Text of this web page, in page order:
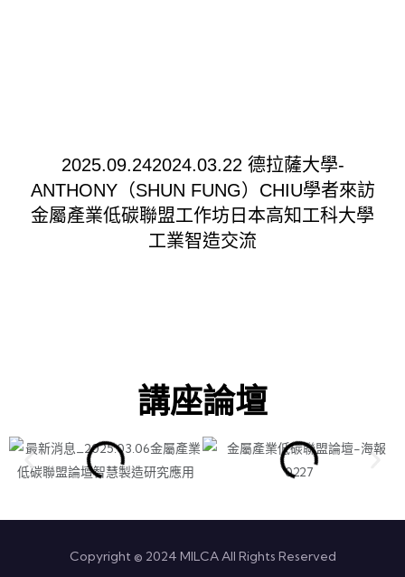
2025.09.242024.03.22 德拉薩大學-
ANTHONY（SHUN FUNG）CHIU學者來訪
金屬產業低碳聯盟工作坊日本高知工科大學
工業智造交流
講座論壇
Copyright © 2024 MILCA All Rights Reserved